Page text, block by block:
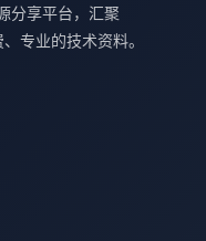
分享平台，汇聚
专业的技术资料。